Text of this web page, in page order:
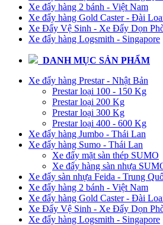
Xe đẩy hàng 2 bánh - Việt Nam
Xe đẩy hàng Gold Caster - Đài
Xe Đẩy Vệ Sinh - Xe Đẩy Dọn
Xe đẩy hàng Logsmith - Singapore
DANH MỤC SẢN PHẨM
Xe đẩy hàng Prestar - Nhật Bản
Prestar loại 100 - 150 Kg
Prestar loại 200 Kg
Prestar loại 300 Kg
Prestar loại 400 - 600 Kg
Xe đẩy hàng Jumbo - Thái Lan
Xe đẩy hàng Sumo - Thái Lan
Xe đẩy mặt sàn thép SUMO
Xe đẩy hàng sàn nhựa
Xe đẩy sàn nhựa Feida - Trung
Xe đẩy hàng 2 bánh - Việt Nam
Xe đẩy hàng Gold Caster - Đài
Xe Đẩy Vệ Sinh - Xe Đẩy Dọn
Xe đẩy hàng Logsmith - Singapore